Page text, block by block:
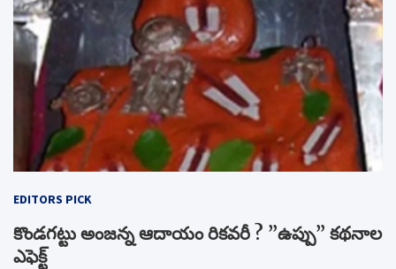
EDITORS PICK
కొండగట్టు అంజన్న ఆదాయం రికవరీ ? ”ఉప్పు” కథనాల
ఎఫెక్ట్